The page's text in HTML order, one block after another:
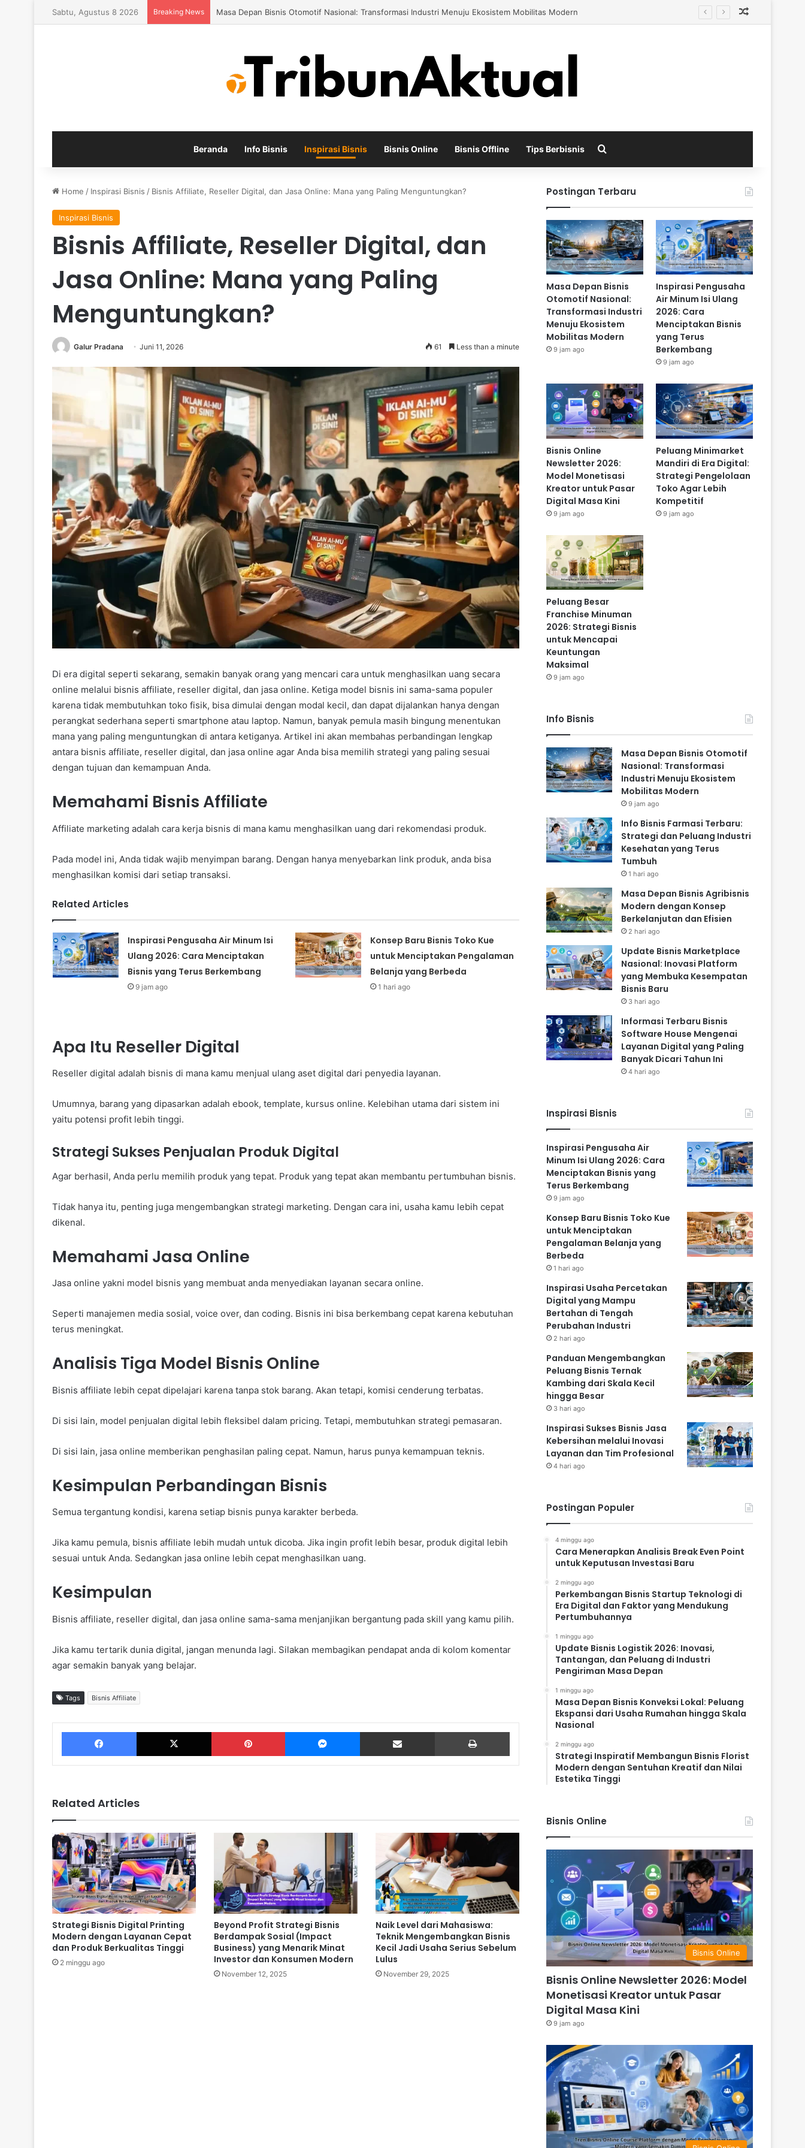
Sabtu, Agustus 8 2026 Breaking News Inspirasi Pengusaha Air Minum Isi Ulang 2026: Cara Menciptakan Bisnis yang Terus Berkembang
Beranda Info Bisnis Inspirasi Bisnis Bisnis Online Bisnis Offline Tips Berbisnis Search for
Home / Inspirasi Bisnis / Bisnis Affiliate, Reseller Digital, dan Jasa Online: Mana yang Paling Menguntungkan?
Inspirasi Bisnis
Bisnis Affiliate, Reseller Digital, dan
Jasa Online: Mana yang Paling
Menguntungkan?
Galur Pradana Juni 11, 2026 61 Less than a minute
Di era digital seperti sekarang, semakin banyak orang yang mencari cara untuk menghasilkan uang secara
online melalui bisnis affiliate, reseller digital, dan jasa online. Ketiga model bisnis ini sama-sama populer
karena tidak membutuhkan toko fisik, bisa dimulai dengan modal kecil, dan dapat dijalankan hanya dengan
perangkat sederhana seperti smartphone atau laptop. Namun, banyak pemula masih bingung menentukan
mana yang paling menguntungkan di antara ketiganya. Artikel ini akan membahas perbandingan lengkap
antara bisnis affiliate, reseller digital, dan jasa online agar Anda bisa memilih strategi yang paling sesuai
dengan tujuan dan kemampuan Anda.
Memahami Bisnis Affiliate
Affiliate marketing adalah cara kerja bisnis di mana kamu menghasilkan uang dari rekomendasi produk.
Pada model ini, Anda tidak wajib menyimpan barang. Dengan hanya menyebarkan link produk, anda bisa
menghasilkan komisi dari setiap transaksi.
Related Articles
Inspirasi Pengusaha Air Minum Isi
Ulang 2026: Cara Menciptakan
Bisnis yang Terus Berkembang
9 jam ago
Konsep Baru Bisnis Toko Kue
untuk Menciptakan Pengalaman
Belanja yang Berbeda
1 hari ago
Apa Itu Reseller Digital
Reseller digital adalah bisnis di mana kamu menjual ulang aset digital dari penyedia layanan.
Umumnya, barang yang dipasarkan adalah ebook, template, kursus online. Kelebihan utama dari sistem ini
yaitu potensi profit lebih tinggi.
Strategi Sukses Penjualan Produk Digital
Agar berhasil, Anda perlu memilih produk yang tepat. Produk yang tepat akan membantu pertumbuhan bisnis.
Tidak hanya itu, penting juga mengembangkan strategi marketing. Dengan cara ini, usaha kamu lebih cepat
dikenal.
Memahami Jasa Online
Jasa online yakni model bisnis yang membuat anda menyediakan layanan secara online.
Seperti manajemen media sosial, voice over, dan coding. Bisnis ini bisa berkembang cepat karena kebutuhan
terus meningkat.
Analisis Tiga Model Bisnis Online
Bisnis affiliate lebih cepat dipelajari karena tanpa stok barang. Akan tetapi, komisi cenderung terbatas.
Di sisi lain, model penjualan digital lebih fleksibel dalam pricing. Tetapi, membutuhkan strategi pemasaran.
Di sisi lain, jasa online memberikan penghasilan paling cepat. Namun, harus punya kemampuan teknis.
Kesimpulan Perbandingan Bisnis
Semua tergantung kondisi, karena setiap bisnis punya karakter berbeda.
Jika kamu pemula, bisnis affiliate lebih mudah untuk dicoba. Jika ingin profit lebih besar, produk digital lebih
sesuai untuk Anda. Sedangkan jasa online lebih cepat menghasilkan uang.
Kesimpulan
Bisnis affiliate, reseller digital, dan jasa online sama-sama menjanjikan bergantung pada skill yang kamu pilih.
Jika kamu tertarik dunia digital, jangan menunda lagi. Silakan membagikan pendapat anda di kolom komentar
agar semakin banyak yang belajar.
Tags Bisnis Affiliate
Facebook X Pinterest Messenger Share via Email
Related Articles
Strategi Bisnis Digital Printing
Modern dengan Layanan Cepat
dan Produk Berkualitas Tinggi
2 minggu ago
Beyond Profit Strategi Bisnis
Berdampak Sosial (Impact
Business) yang Menarik Minat
Investor dan Konsumen Modern
November 12, 2025
Naik Level dari Mahasiswa:
Teknik Mengembangkan Bisnis
Kecil Jadi Usaha Serius Sebelum
Lulus
November 29, 2025
Postingan Terbaru
Masa Depan Bisnis
Otomotif Nasional:
Transformasi Industri
Menuju Ekosistem
Mobilitas Modern
9 jam ago
Inspirasi Pengusaha
Air Minum Isi Ulang
2026: Cara
Menciptakan Bisnis
yang Terus
Berkembang
9 jam ago
Bisnis Online
Newsletter 2026:
Model Monetisasi
Kreator untuk Pasar
Digital Masa Kini
9 jam ago
Peluang Minimarket
Mandiri di Era Digital:
Strategi Pengelolaan
Toko Agar Lebih
Kompetitif
9 jam ago
Peluang Besar
Franchise Minuman
2026: Strategi Bisnis
untuk Mencapai
Keuntungan
Maksimal
9 jam ago
Info Bisnis
Masa Depan Bisnis Otomotif
Nasional: Transformasi
Industri Menuju Ekosistem
Mobilitas Modern
9 jam ago
Info Bisnis Farmasi Terbaru:
Strategi dan Peluang Industri
Kesehatan yang Terus
Tumbuh
1 hari ago
Masa Depan Bisnis Agribisnis
Modern dengan Konsep
Berkelanjutan dan Efisien
2 hari ago
Update Bisnis Marketplace
Nasional: Inovasi Platform
yang Membuka Kesempatan
Bisnis Baru
3 hari ago
Informasi Terbaru Bisnis
Software House Mengenai
Layanan Digital yang Paling
Banyak Dicari Tahun Ini
4 hari ago
Inspirasi Bisnis
Inspirasi Pengusaha Air
Minum Isi Ulang 2026: Cara
Menciptakan Bisnis yang
Terus Berkembang
9 jam ago
Konsep Baru Bisnis Toko Kue
untuk Menciptakan
Pengalaman Belanja yang
Berbeda
1 hari ago
Inspirasi Usaha Percetakan
Digital yang Mampu
Bertahan di Tengah
Perubahan Industri
2 hari ago
Panduan Mengembangkan
Peluang Bisnis Ternak
Kambing dari Skala Kecil
hingga Besar
3 hari ago
Inspirasi Sukses Bisnis Jasa
Kebersihan melalui Inovasi
Layanan dan Tim Profesional
4 hari ago
Postingan Populer
4 minggu ago
Cara Menerapkan Analisis Break Even Point
untuk Keputusan Investasi Baru
2 minggu ago
Perkembangan Bisnis Startup Teknologi di
Era Digital dan Faktor yang Mendukung
Pertumbuhannya
1 minggu ago
Update Bisnis Logistik 2026: Inovasi,
Tantangan, dan Peluang di Industri
Pengiriman Masa Depan
1 minggu ago
Masa Depan Bisnis Konveksi Lokal: Peluang
Ekspansi dari Usaha Rumahan hingga Skala
Nasional
2 minggu ago
Strategi Inspiratif Membangun Bisnis Florist
Modern dengan Sentuhan Kreatif dan Nilai
Estetika Tinggi
Bisnis Online
Bisnis Online
Bisnis Online Newsletter 2026: Model
Monetisasi Kreator untuk Pasar
Digital Masa Kini
9 jam ago